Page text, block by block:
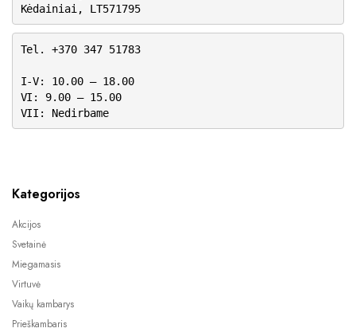
Kėdainiai, LT571795
Tel. +370 347 51783
I-V: 10.00 – 18.00
VI: 9.00 – 15.00
VII: Nedirbame
Kategorijos
Akcijos
Svetainė
Miegamasis
Virtuvė
Vaikų kambarys
Prieškambaris